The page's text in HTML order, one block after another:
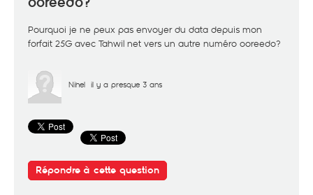
Pourquoi je ne peux pas envoyer du data depuis mon
forfait 25G avec Tahwil net vers un autre numéro ooreedo?
Nihel il y a presque 3 ans
Répondre à cette question